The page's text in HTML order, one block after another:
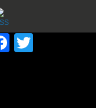
Facebook